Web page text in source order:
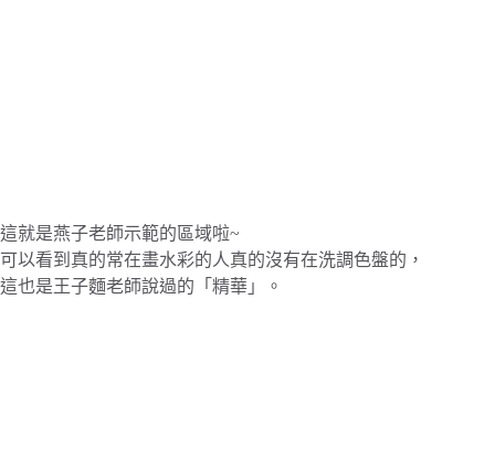
這就是燕子老師示範的區域啦~
可以看到真的常在畫水彩的人真的沒有在洗調色盤的，
這也是王子麵老師說過的「精華」。